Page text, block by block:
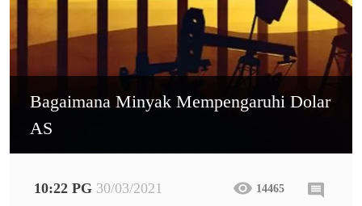
Bagaimana Minyak Mempengaruhi Dolar
AS
10:22 PG 30/03/2021 14465